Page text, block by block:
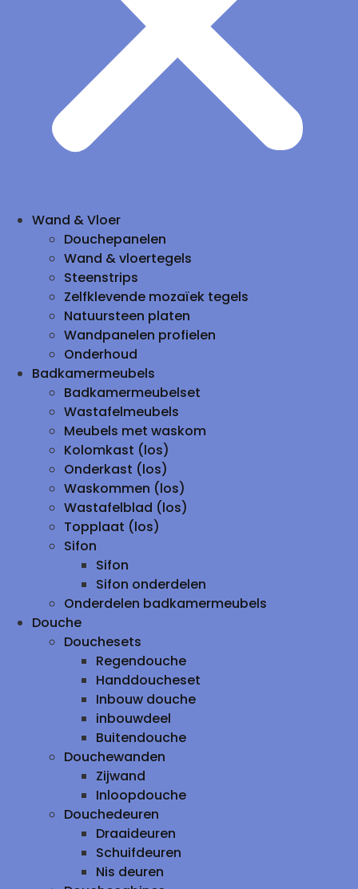
Wand & Vloer
Douchepanelen
Wand & vloertegels
Steenstrips
Zelfklevende mozaïek tegels
Natuursteen platen
Wandpanelen profielen
Onderhoud
Badkamermeubels
Badkamermeubelset
Wastafelmeubels
Meubels met waskom
Kolomkast (los)
Onderkast (los)
Waskommen (los)
Wastafelblad (los)
Topplaat (los)
Sifon
Sifon
Sifon onderdelen
Onderdelen badkamermeubels
Douche
Douchesets
Regendouche
Handdoucheset
Inbouw douche
inbouwdeel
Buitendouche
Douchewanden
Zijwand
Inloopdouche
Douchedeuren
Draaideuren
Schuifdeuren
Nis deuren